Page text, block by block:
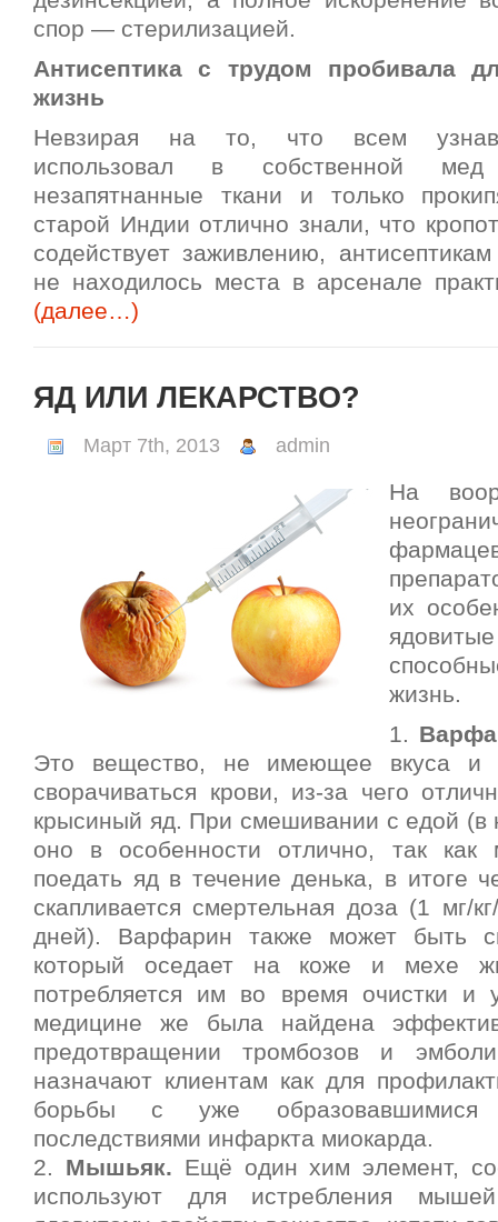
спор — стерилизацией.
Антисептика с трудом пробивала
жизнь
Невзирая на то, что всем
использовал в собственной
незапятнанные ткани и только
старой Индии отлично знали, что
содействует заживлению,
не находилось места в арсенале
(далее…)
ЯД ИЛИ ЛЕКАРСТВО?
Март 7th, 2013 admin
На
их
жизнь.
1.
Это вещество, не имеющее вкуса и
сворачиваться крови, из-за чего
крысиный яд. При смешивании с едой (в
оно в особенности отлично, так
поедать яд в течение денька, в итоге
скапливается смертельная доза (1 мг/
дней). Варфарин также может быть
который оседает на коже и мехе
потребляется им во время очистки и
медицине же была найдена
предотвращении тромбозов и
назначают клиентам как для
борьбы с уже
последствиями инфаркта миокарда.
2. Мышьяк. Ещё один хим элемент,
используют для истребления